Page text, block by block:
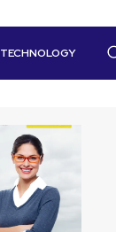
TECHNOLOGY